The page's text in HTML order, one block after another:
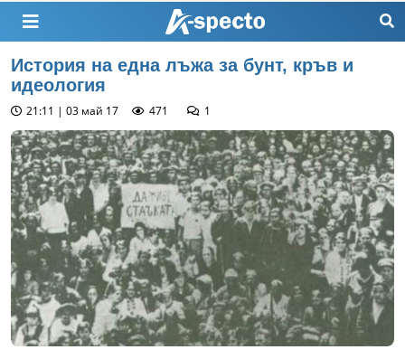
История на една лъжа за бунт, кръв и
идеология
21:11 | 03 май 17 471 1